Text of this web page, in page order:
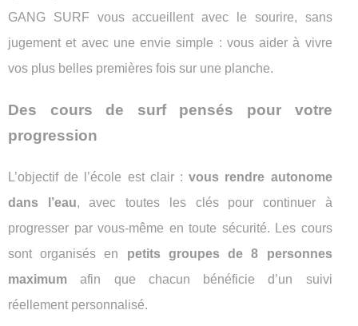
GANG SURF vous accueillent avec le sourire, sans
jugement et avec une envie simple : vous aider à vivre
vos plus belles premières fois sur une planche.
Des cours de surf pensés pour votre
progression
L’objectif de l’école est clair :vous rendre autonome
dans l’eau, avec toutes les clés pour continuer à
progresser par vous-même en toute sécurité. Les cours
sont organisés en petits groupes de 8 personnes
maximum afin que chacun bénéficie d’un suivi
réellement personnalisé.